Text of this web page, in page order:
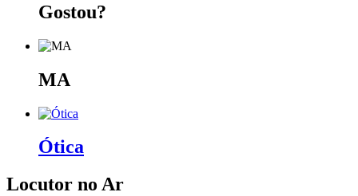
Gostou?
MA
Ótica
Locutor no Ar